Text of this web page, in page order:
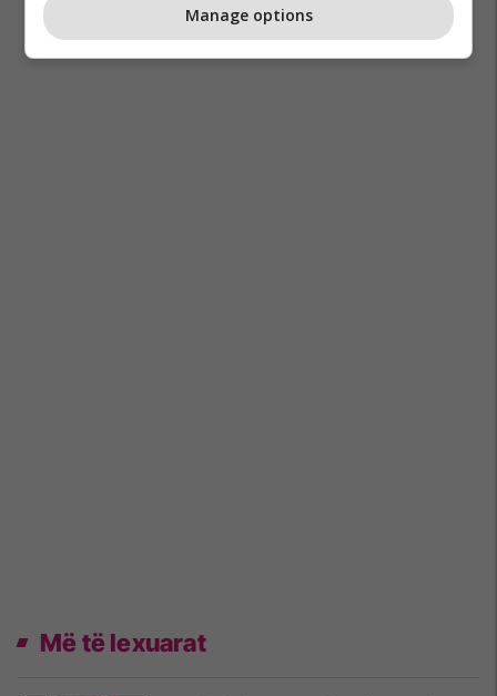
Më të lexuarat
Manage options